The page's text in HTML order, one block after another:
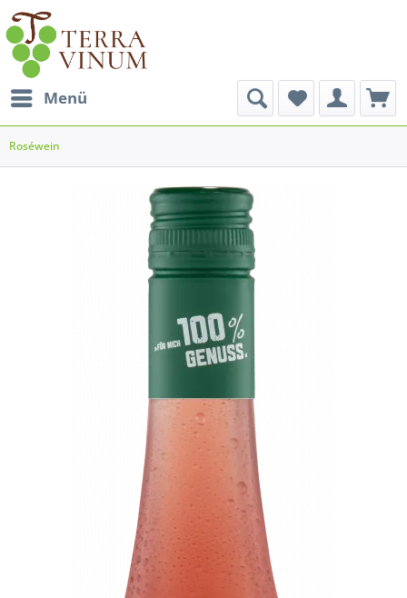
Menü
Roséwein